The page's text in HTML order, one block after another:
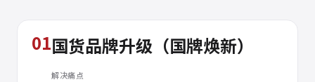
01国货品牌升级（国牌焕新）
解决痛点